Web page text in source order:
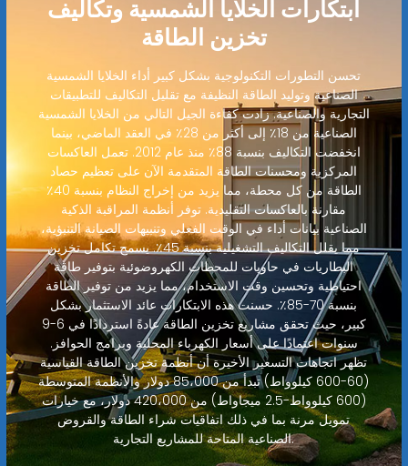
ابتكارات الخلايا الشمسية وتكاليف
تخزين الطاقة
تحسن التطورات التكنولوجية بشكل كبير أداء الخلايا الشمسية
الصناعية وتوليد الطاقة النظيفة مع تقليل التكاليف للتطبيقات
التجارية والصناعية. زادت كفاءة الجيل التالي من الخلايا الشمسية
الصناعية من 18٪ إلى أكثر من 28٪ في العقد الماضي، بينما
انخفضت التكاليف بنسبة 88٪ منذ عام 2012. تعمل العاكسات
المركزية ومحسنات الطاقة المتقدمة الآن على تعظيم حصاد
الطاقة من كل محطة، مما يزيد من إخراج النظام بنسبة 40٪
مقارنة بالعاكسات التقليدية. توفر أنظمة المراقبة الذكية
الصناعية بيانات أداء في الوقت الفعلي وتنبيهات الصيانة التنبؤية،
مما يقلل التكاليف التشغيلية بنسبة 45٪. يسمح تكامل تخزين
البطاريات في حاويات للمحطات الكهروضوئية بتوفير طاقة
احتياطية وتحسين وقت الاستخدام، مما يزيد من توفير الطاقة
بنسبة 70-85٪. حسنت هذه الابتكارات عائد الاستثمار بشكل
كبير، حيث تحقق مشاريع تخزين الطاقة عادةً استردادًا في 6-9
سنوات اعتمادًا على أسعار الكهرباء المحلية وبرامج الحوافز.
تظهر اتجاهات التسعير الأخيرة أن أنظمة تخزين الطاقة القياسية
(60-600 كيلوواط) تبدأ من 85،000 دولار والأنظمة المتوسطة
(600 كيلوواط-2.5 ميجاواط) من 420،000 دولار، مع خيارات
تمويل مرنة بما في ذلك اتفاقيات شراء الطاقة والقروض
الصناعية المتاحة للمشاريع التجارية.